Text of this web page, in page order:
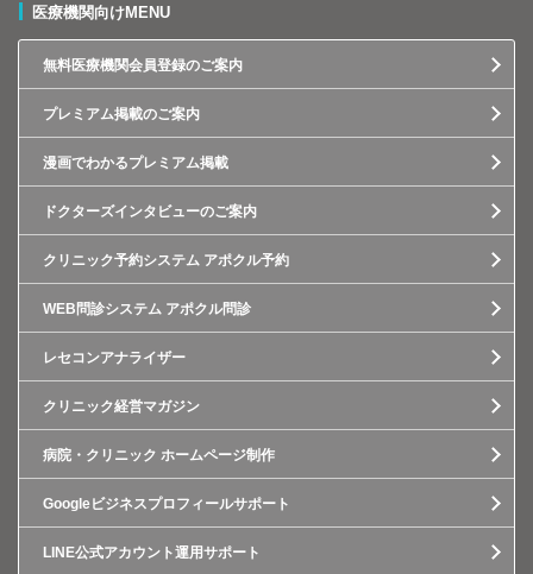
医療機関向けMENU
無料医療機関会員登録のご案内
プレミアム掲載のご案内
漫画でわかるプレミアム掲載
ドクターズインタビューのご案内
クリニック予約システム アポクル予約
WEB問診システム アポクル問診
レセコンアナライザー
クリニック経営マガジン
病院・クリニック ホームページ制作
Googleビジネスプロフィールサポート
LINE公式アカウント運用サポート